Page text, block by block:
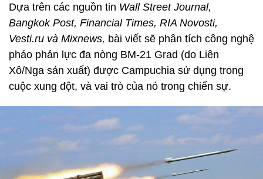
Dựa trên các nguồn tin Wall Street Journal,
Bangkok Post, Financial Times, RIA Novosti,
Vesti.ru và Mixnews, bài viết sẽ phân tích công nghệ
pháo phản lực đa nòng BM-21 Grad (do Liên
Xô/Nga sản xuất) được Campuchia sử dụng trong
cuộc xung đột, và vai trò của nó trong chiến sự.